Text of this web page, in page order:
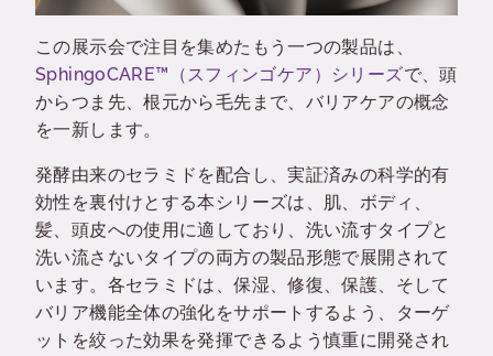
この展示会で注目を集めたもう一つの製品は、
SphingoCARE™（スフィンゴケア）
シリーズで、頭
からつま先、根元から毛先まで、バリアケアの概念
を一新します。
発酵由来のセラミドを配合し、実証済みの科学的有
効性を裏付けとする本シリーズは、肌、ボディ、
髪、頭皮への使用に適しており、洗い流すタイプと
洗い流さないタイプの両方の製品形態で展開されて
います。各セラミドは、保湿、修復、保護、そして
バリア機能全体の強化をサポートするよう、ターゲ
ットを絞った効果を発揮できるよう慎重に開発され